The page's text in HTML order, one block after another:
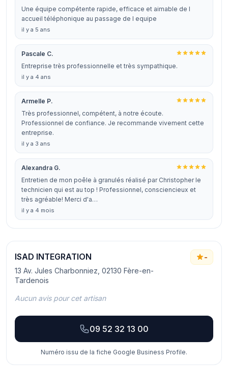
Une équipe compétente rapide, efficace et aimable de l
accueil téléphonique au passage de l equipe
il y a 5 ans
Pascale C.
Entreprise très professionnelle et très sympathique.
il y a 4 ans
Armelle P.
Très professionnel, compétent, à notre écoute.
Professionnel de confiance. Je recommande vivement cette
entreprise.
il y a 3 ans
Alexandra G.
Entretien de mon poêle à granulés réalisé par Christopher le
technicien qui est au top ! Professionnel, consciencieux et
très agréable! Merci d'a…
il y a 4 mois
ISAD INTEGRATION
13 Av. Jules Charbonniez, 02130 Fère-en-
Tardenois
-
Aucun avis pour cet artisan
09 52 32 13 00
Numéro issu de la fiche Google Business Profile.